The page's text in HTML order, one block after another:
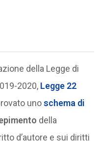
della Legge di
2020, Legge 22
unoschema di
della
d’autore e sui diritti